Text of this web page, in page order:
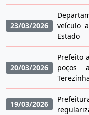
23/03/2026
veículo
Estado
20/03/2026
Prefeito
poços
Terezinha
19/03/2026